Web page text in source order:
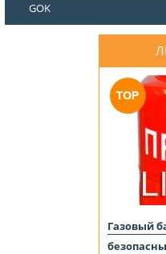
GOK
Газовый